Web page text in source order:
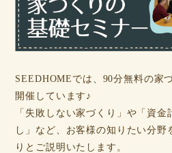
SEEDHOMEでは、90分無料の家
開催しています♪
「失敗しない家づくり」や「資
し」など、お客様の知りたい分野
りとご説明いたします。